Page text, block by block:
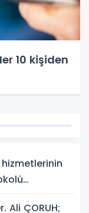
10 kişiden
Ali ÇORUH;